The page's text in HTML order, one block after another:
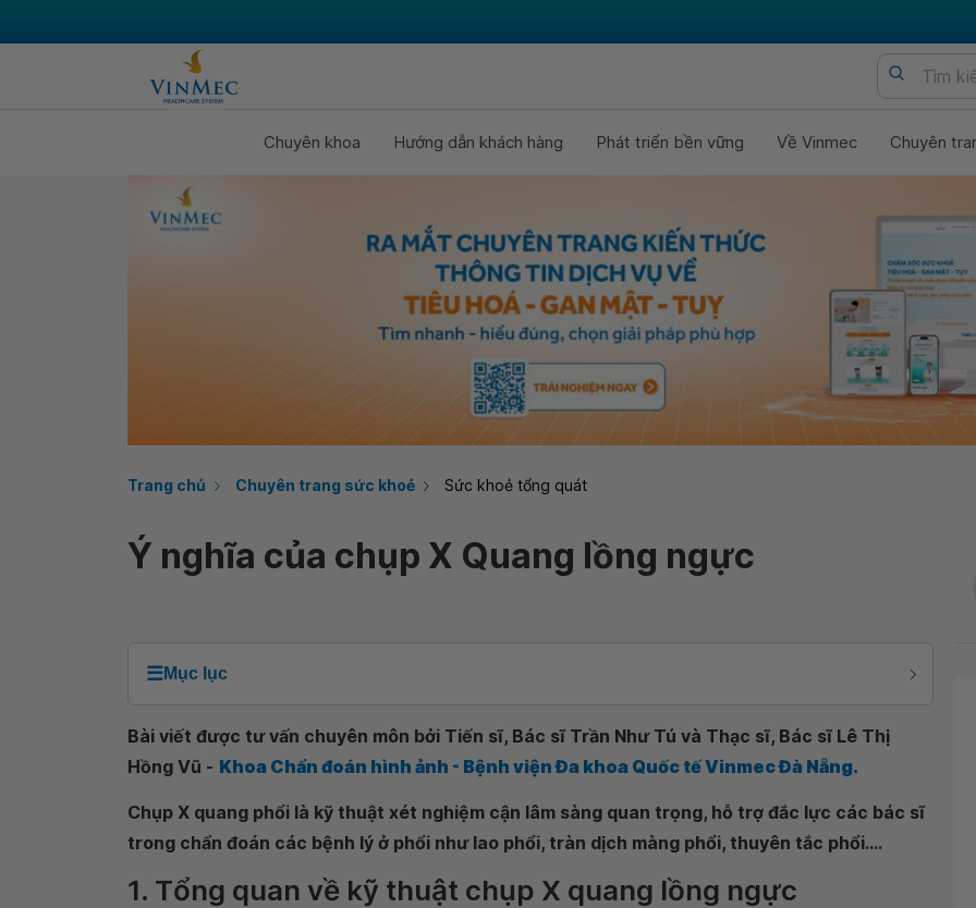
Chuyên khoa Hướng dẫn khách hàng Phát triển bền vững Về Vinmec Chuyên
Trang chủ Chuyên trang sức khoẻ Sức khoẻ tổng quát
Ý nghĩa của chụp X Quang lồng ngực
☰Mục lục
Bài viết được tư vấn chuyên môn bởi Tiến sĩ, Bác sĩ Trần Như Tú và Thạc sĩ, Bác sĩ Lê Thị
Hồng Vũ - Khoa Chẩn đoán hình ảnh - Bệnh viện Đa khoa Quốc tế Vinmec Đà Nẵng.
Chụp X quang phổi là kỹ thuật xét nghiệm cận lâm sàng quan trọng, hỗ trợ đắc lực các bác sĩ
trong chẩn đoán các bệnh lý ở phổi như lao phổi, tràn dịch màng phổi, thuyên tắc phổi....
1. Tổng quan về kỹ thuật chụp X quang lồng ngực